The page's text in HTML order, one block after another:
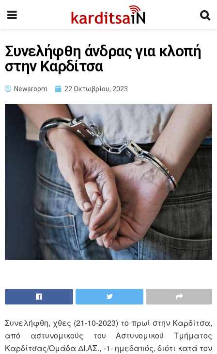
Συνελήφθη άνδρας για κλοπή
στην Καρδίτσα
Newsroom 22 Οκτωβρίου, 2023
Συνελήφθη, χθες (21-10-2023) το πρωί στην Καρδίτσα,
από αστυνομικούς του Αστυνομικού Τμήματος
Καρδίτσας/Ομάδα ΔΙ.ΑΣ., -1- ημεδαπός, διότι κατά τον